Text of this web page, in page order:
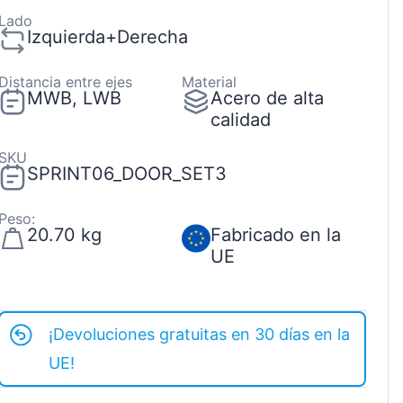
Izquierda+Derecha
entre ejes
MWB, LWB
Material
Acero de alta
calidad
SPRINT06_DOOR_SET3
20.70 kg
Fabricado en la
UE
¡Devoluciones gratuitas en 30 días en la
UE!